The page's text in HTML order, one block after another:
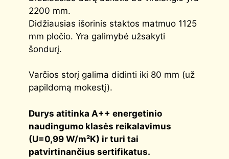
2200 mm.
Didžiausias išorinis staktos matmuo 1125
mm pločio. Yra galimybė užsakyti
šondurį.
Varčios storį galima didinti iki 80 mm (už
papildomą mokestį).
Durys atitinka A++ energetinio
naudingumo klasės reikalavimus
(U=0,99 W/m²K) ir turi tai
patvirtinančius sertifikatus.